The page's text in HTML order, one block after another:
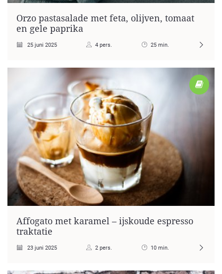
Orzo pastasalade met feta, olijven, tomaat
en gele paprika
25 juni 2025 4 pers. 25 min.
Affogato met karamel – ijskoude espresso
traktatie
23 juni 2025 2 pers. 10 min.